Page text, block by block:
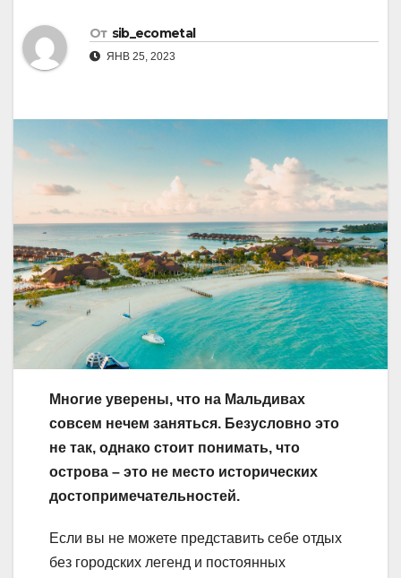
От sib_ecometal
ЯНВ 25, 2023
Многие уверены, что на Мальдивах
совсем нечем заняться. Безусловно это
не так, однако стоит понимать, что
острова – это не место исторических
достопримечательностей.
Если вы не можете представить себе отдых
без городских легенд и постоянных